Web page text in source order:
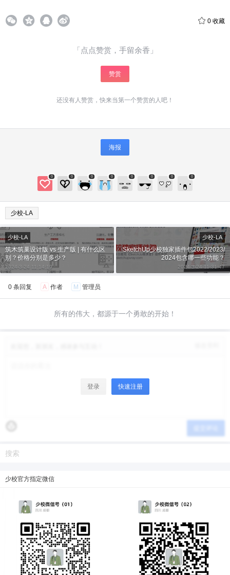
0 收藏
「点点赞赏，手留余香」
赞赏
还没有人赞赏，快来当第一个赞赏的人吧！
海报
0 0 0 0 0 0 0 0
少校-LA
5 元
50
微信支付
立刻支付
少校-LA
筑木筑巢设计版 vs 生产版 | 有什么区
别？价格分别是多少？
2024-3-24 11:14:19
少校-LA
SketchUp少校独家插件包2022/2023/
2024包含哪一些功能？
2024-3-24 11:31:47
0 条回复 A 作者 M 管理员
所有的伟大，都源于一个勇敢的开始！
登录 快速注册
少校官方指定微信
您没有权限发布内容，请购买会员或者提升权